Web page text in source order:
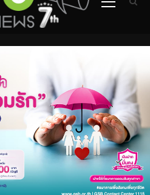
Primary